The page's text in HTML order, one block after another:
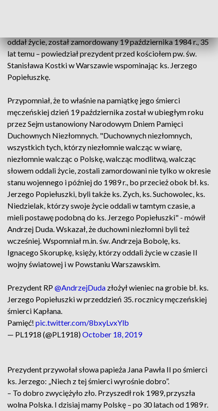
oddał życie, został zamordowany 19 października 1984 r., 35
lat temu – powiedział prezydent przed kościołem pw. św.
Stanisława Kostki w Warszawie wspominając ks. Jerzego
Popiełuszkę.
Przypomniał, że to właśnie na pamiątkę jego śmierci
męczeńskiej dzień 19 października został w ubiegłym roku
przez Sejm ustanowiony Narodowym Dniem Pamięci
Duchownych Niezłomnych. "Duchownych niezłomnych,
wszystkich tych, którzy niezłomnie walcząc w wiarę,
niezłomnie walcząc o Polskę, walcząc modlitwą, walcząc
słowem oddali życie, zostali zamordowani nie tylko w okresie
stanu wojennego i później do 1989 r., bo przecież obok bł. ks.
Jerzego Popiełuszki, byli także ks. Zych, ks. Suchowolec, ks.
Niedzielak, którzy swoje życie oddali w tamtym czasie, a
mieli postawę podobną do ks. Jerzego Popiełuszki" - mówił
Andrzej Duda. Wskazał, że duchowni niezłomni byli też
wcześniej. Wspomniał m.in. św. Andrzeja Bobolę, ks.
Ignacego Skorupkę, księży, którzy oddali życie w czasie II
wojny światowej i w Powstaniu Warszawskim.
Prezydent RP @AndrzejDuda złożył wieniec na grobie bł. ks.
Jerzego Popiełuszki w przeddzień 35. rocznicy męczeńskiej
śmierci Kapłana.
Pamięć! pic.twitter.com/8bxyLvxYlb
— PL1918 (@PL1918)October 18, 2019
Prezydent przywołał słowa papieża Jana Pawła II po śmierci
ks. Jerzego: „Niech z tej śmierci wyrośnie dobro”.
– To dobro zwyciężyło zło. Przyszedł rok 1989, przyszła
wolna Polska. I dzisiaj mamy Polskę – po 30 latach od 1989 r.